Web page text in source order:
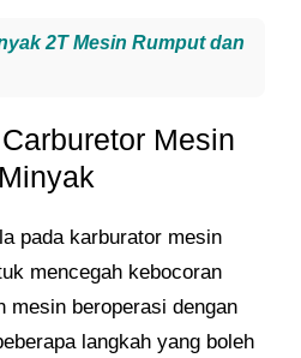
2T Mesin Rumput dan
Mesin
pada karburator mesin
mencegah kebocoran
mesin beroperasi dengan
langkah yang boleh